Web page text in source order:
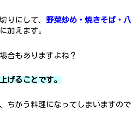
りにして、 野菜炒め・焼きそば・八
加えます。
合もありますよね？
げることです。
ちがう料理になってしまいますので